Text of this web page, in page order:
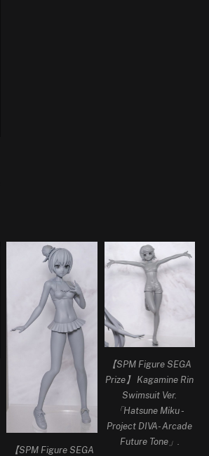
【SPM Figure SEGA
【SPM Figure SEGA
Prize】 Kagamine Rin
Swimsuit Ver.
「Hatsune Miku -
Project DIVA- Arcade
Future Tone」.